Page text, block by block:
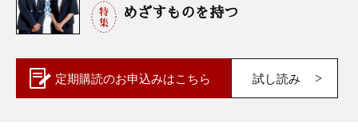
めざすものを持つ
定期購読のお申込みはこちら 試し読み